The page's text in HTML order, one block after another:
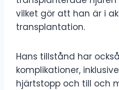
vilket gör att han är i
transplantation.
Hans tillstånd har
komplikationer,
hjärtstopp och till och